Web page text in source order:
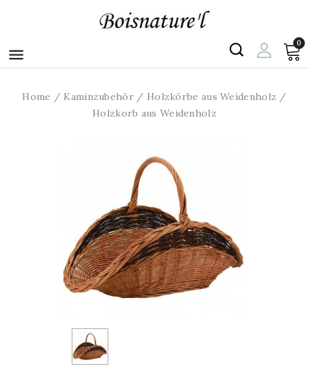

0
Home Kaminzubehör
Holzkörbe aus Weidenholz
Holzkorb aus Weidenholz